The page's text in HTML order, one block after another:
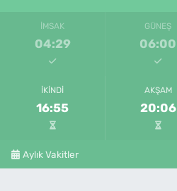
İMSAK
04:29
GÜNEŞ
06:00
İKINDI
16:55
AKŞAM
20:06
Aylık Vakitler